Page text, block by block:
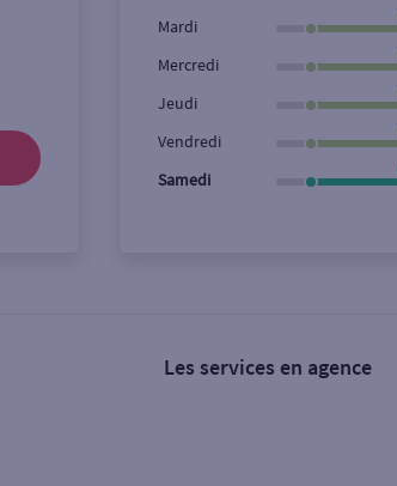
Mardi
Mercredi
Jeudi
Vendredi
Samedi
Les services en agence